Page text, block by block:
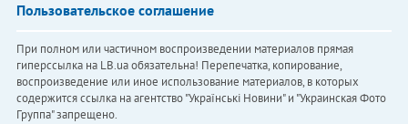
Пользовательское соглашение
При полном или частичном воспроизведении материалов прямая
гиперссылка на LB.ua обязательна! Перепечатка, копирование,
воспроизведение или иное использование материалов, в которых
содержится ссылка на агентство "Українськi Новини" и "Украинская Фото
Группа" запрещено.